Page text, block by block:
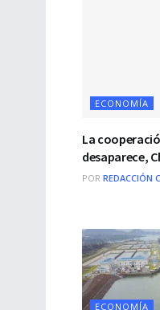
ECONOMÍA
La
desaparece,
POR REDACCIÓN
ECONOMÍA